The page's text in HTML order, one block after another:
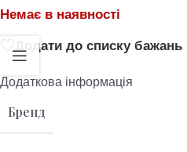
Немає в наявності
Додати до списку бажань
Додаткова інформація
Бренд